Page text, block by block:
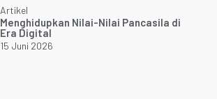
Artikel
Menghidupkan Nilai-Nilai Pancasila di
Era Digital
15 Juni 2026